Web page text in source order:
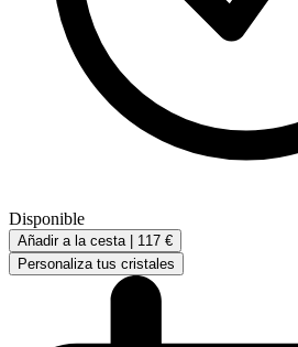
Disponible
Añadir a la cesta | 117 €
Personaliza tus cristales